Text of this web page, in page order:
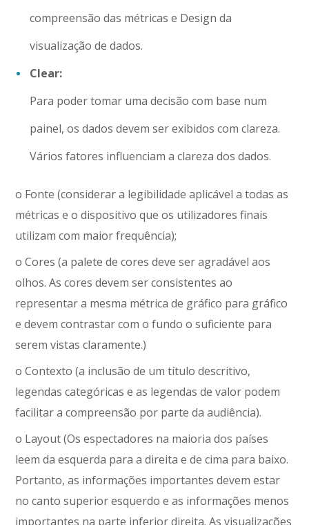
compreensão das métricas e Design da
visualização de dados.
Clear:
Para poder tomar uma decisão com base num
painel, os dados devem ser exibidos com clareza.
Vários fatores influenciam a clareza dos dados.
o Fonte (considerar a legibilidade aplicável a todas as
métricas e o dispositivo que os utilizadores finais
utilizam com maior frequência);
o Cores (a palete de cores deve ser agradável aos
olhos. As cores devem ser consistentes ao
representar a mesma métrica de gráfico para gráfico
e devem contrastar com o fundo o suficiente para
serem vistas claramente.)
o Contexto (a inclusão de um título descritivo,
legendas categóricas e as legendas de valor podem
facilitar a compreensão por parte da audiência).
o Layout (Os espectadores na maioria dos países
leem da esquerda para a direita e de cima para baixo.
Portanto, as informações importantes devem estar
no canto superior esquerdo e as informações menos
importantes na parte inferior direita. As visualizações